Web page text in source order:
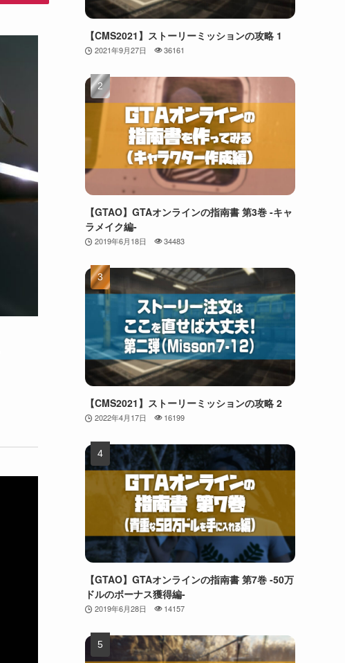
【CMS2021】ストーリーミッションの攻略 1
2021年9月27日 36161
【GTAO】GTAオンラインの指南書 第3巻 -キャ
ラメイク編-
2019年6月18日 34483
【CMS2021】ストーリーミッションの攻略 2
2022年4月17日 16199
【GTAO】GTAオンラインの指南書 第7巻 -50万
ドルのボーナス獲得編-
2019年6月28日 14157